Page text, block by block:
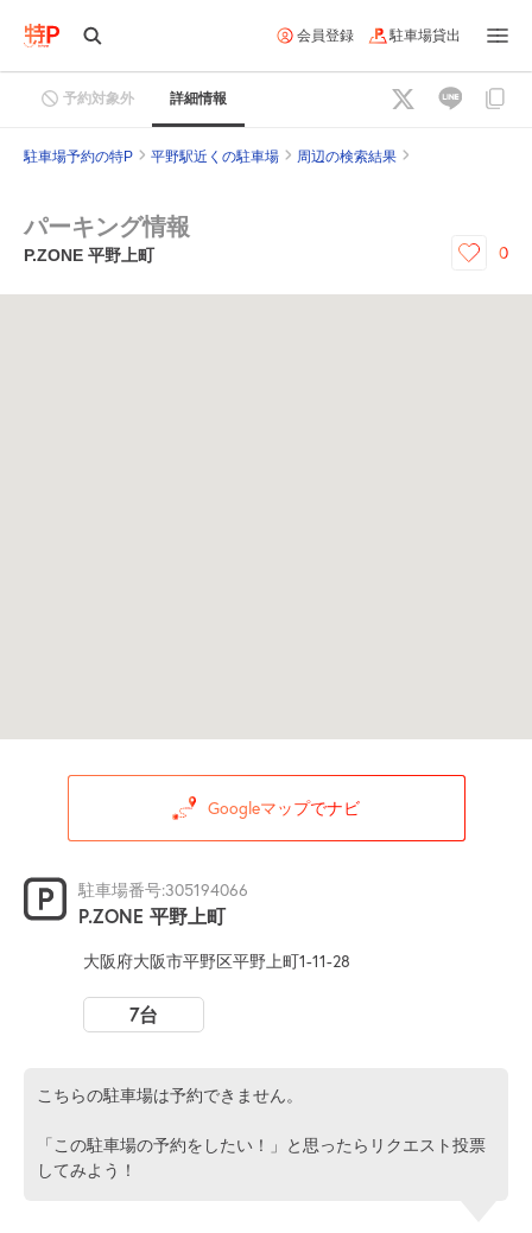
会員登録 駐車場貸出
予約対象外 詳細情報
駐車場予約の特P 平野駅近くの駐車場 周辺の検索結果
パーキング情報
P.ZONE 平野上町 0
Googleマップでナビ
駐車場番号:305194066
P.ZONE 平野上町
大阪府大阪市平野区平野上町1-11-28
7台
こちらの駐車場は予約できません。
「この駐車場の予約をしたい！」と思ったらリクエスト投票
してみよう！